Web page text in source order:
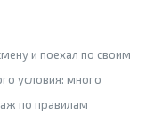
и поехал по своим
условия: много
по правилам